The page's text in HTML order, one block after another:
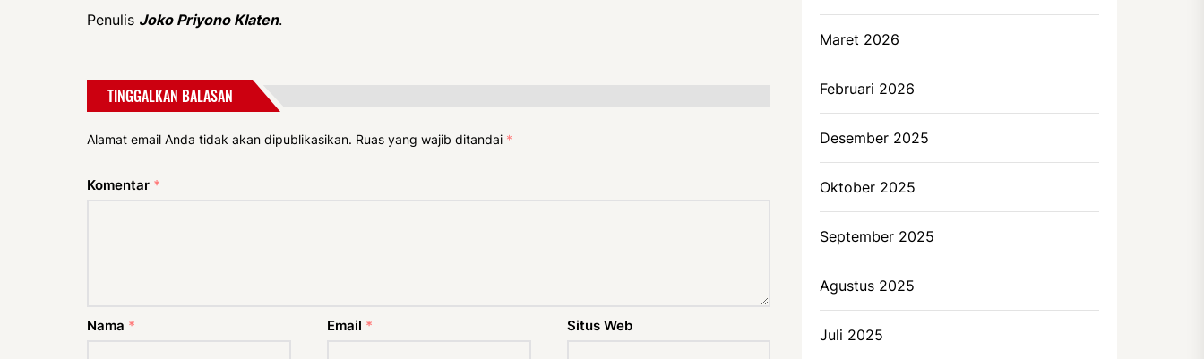
Penulis Joko Priyono Klaten.
TINGGALKAN BALASAN
Alamat email Anda tidak akan dipublikasikan. Ruas yang wajib ditandai *
Komentar *
Nama * Email * Situs Web
Maret 2026
Februari 2026
Desember 2025
Oktober 2025
September 2025
Agustus 2025
Juli 2025